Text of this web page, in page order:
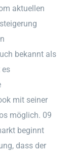
aktuellen
bekannt als
es
mit seiner
möglich. 09
beginnt
dass der